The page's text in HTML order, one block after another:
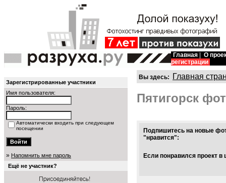
Главная
О
регистрации
Зарегистрированные участники
Имя пользователя:
Пароль:
Автоматически входить при следующем
посещении
» Напомнить мне пароль
Ещё не участник?
Вы здесь: Главная
Пятигорск
Подпишитесь на новые
"нравится":
Если понравился проект